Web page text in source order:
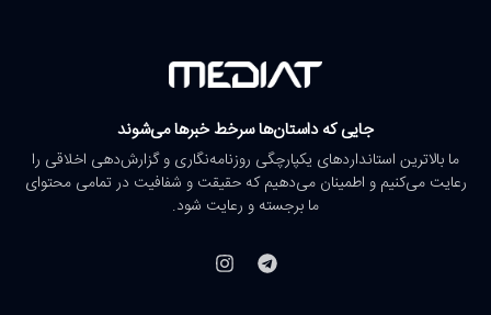
جایی که داستان‌ها سرخط خبرها می‌شوند
ما بالاترین استانداردهای یکپارچگی روزنامه‌نگاری و گزارش‌دهی اخلاقی را
رعایت می‌کنیم و اطمینان می‌دهیم که حقیقت و شفافیت در تمامی محتوای
ما برجسته و رعایت شود.